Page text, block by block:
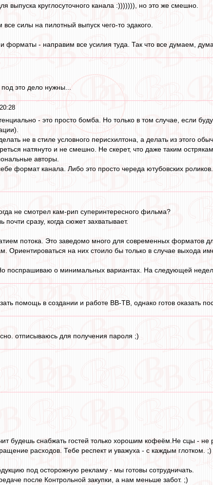
круглосуточного канала :))))))), но это же смешно.
силы на пилотный выпуск чего-то эдакого.
форматы - направим все усилия туда. Так что все думаем,
это дело нужны...
- это просто бомба. Но только в том случае, если
не в стиле условного перисхилтона, а делать из этого
натянуто и не смешно. Не скерет, что даже таким
авторы.
формат канала. Либо это просто череда ютубовских
не смотрел кам-рип суперинтересного фильма?
почти сразу, когда сюжет захватывает.
потока. Это заведомо много для современных форматов
Ориентироваться на них стоило бы только в случае выхода
поспрашиваю о минимальных вариантах. На следующей
помощь в создании и работе ВВ-ТВ, однако готов оказать
отписываюсь для получения пароля ;)
будешь снабжать гостей только хорошим кофеём.Не сцы - не
расходов. Тебе респект и уважуха - с каждым глотком. ;)
под осторожную рекламу - мы готовы сотрудничать.
после Контрольной закупки, а нам меньше забот. ;)